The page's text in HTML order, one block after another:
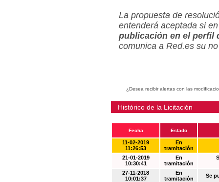
La propuesta de
entenderá aceptada si
publicación en el perfil
comunica a Red.es su
¿Desea recibir alertas con las
Histórico de la Licitación
Fecha Estado
11-02-2019
11:26:53
En
tramitación
21-01-2019
10:30:41
En
tramitación
27-11-2018
10:01:37
En
tramitación
Se